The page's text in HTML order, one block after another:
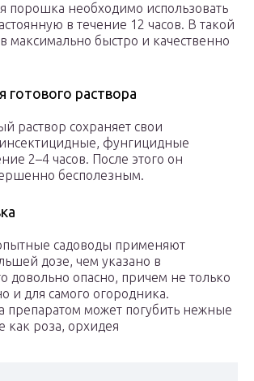
порошка необходимо использовать
в течение 12 часов. В такой
максимально быстро и качественно
готового раствора
раствор сохраняет свои
фунгицидные
2–4 часов. После этого он
бесполезным.
садоводы применяют
дозе, чем указано в
довольно опасно, причем не только
и для самого огородника.
препаратом может погубить нежные
как роза, орхидея